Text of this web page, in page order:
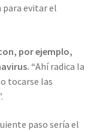
para evitar el
por ejemplo,
“Ahí radica la
tocarse las
paso sería el